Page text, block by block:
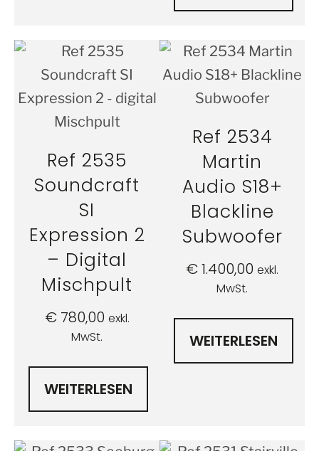
Ref 2535
Soundcraft
SI
Expression 2
– Digital
Mischpult
€780,00 exkl.
MwSt.
WEITERLESEN
Ref 2534
Martin
Audio S18+
Blackline
Subwoofer
€1.400,00 exkl.
MwSt.
WEITERLESEN